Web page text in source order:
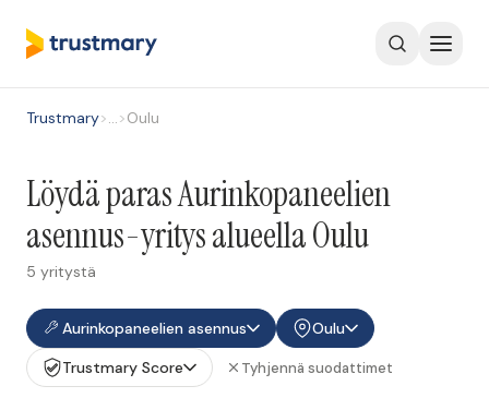
Trustmary>…>Oulu
Löydä paras Aurinkopaneelien
asennus-yritys alueella Oulu
5 yritystä
Aurinkopaneelien asennus
Oulu
Trustmary Score
Tyhjennä suodattimet